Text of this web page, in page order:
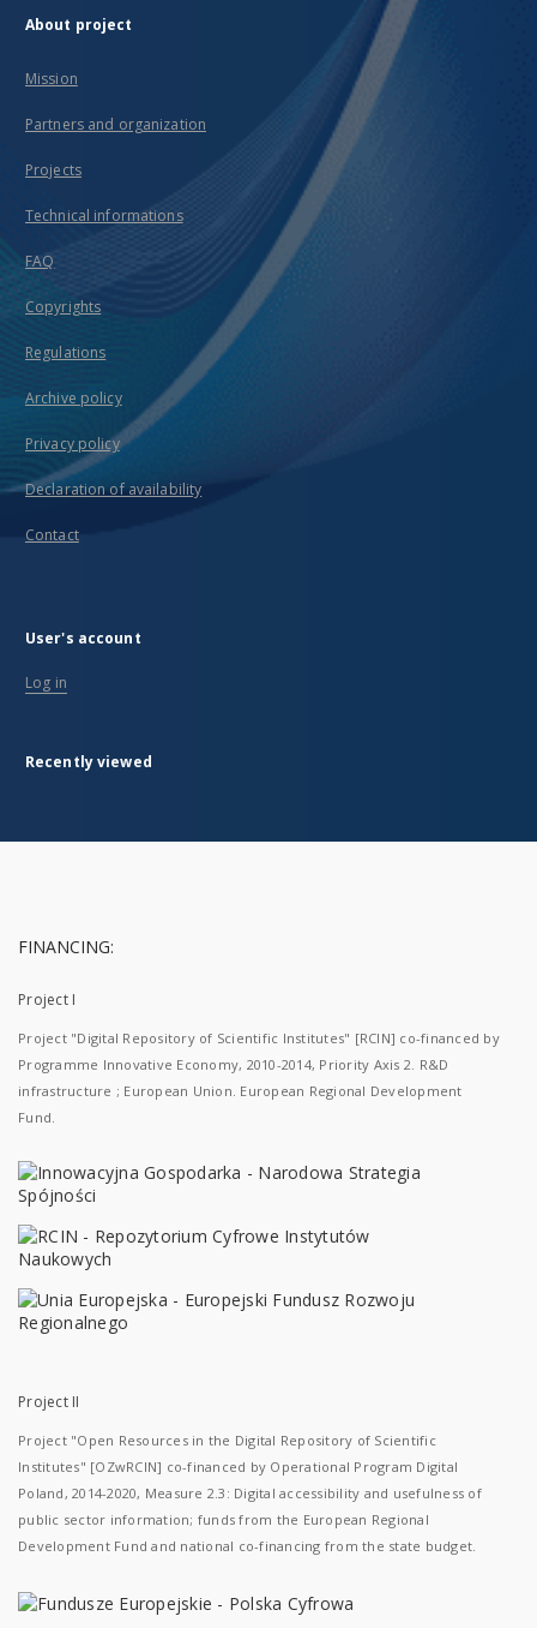
About project
Mission
Partners and organization
Projects
Technical informations
FAQ
Copyrights
Regulations
Archive policy
Privacy policy
Declaration of availability
Contact
User's account
Log in
Recently viewed
FINANCING:
Project I
Project "Digital Repository of Scientific Institutes" [RCIN] co-financed by
Programme Innovative Economy, 2010-2014, Priority Axis 2. R&D
infrastructure ; European Union. European Regional Development
Fund.
Project II
Project "Open Resources in the Digital Repository of Scientific
Institutes" [OZwRCIN] co-financed by Operational Program Digital
Poland, 2014-2020, Measure 2.3: Digital accessibility and usefulness of
public sector information; funds from the European Regional
Development Fund and national co-financing from the state budget.